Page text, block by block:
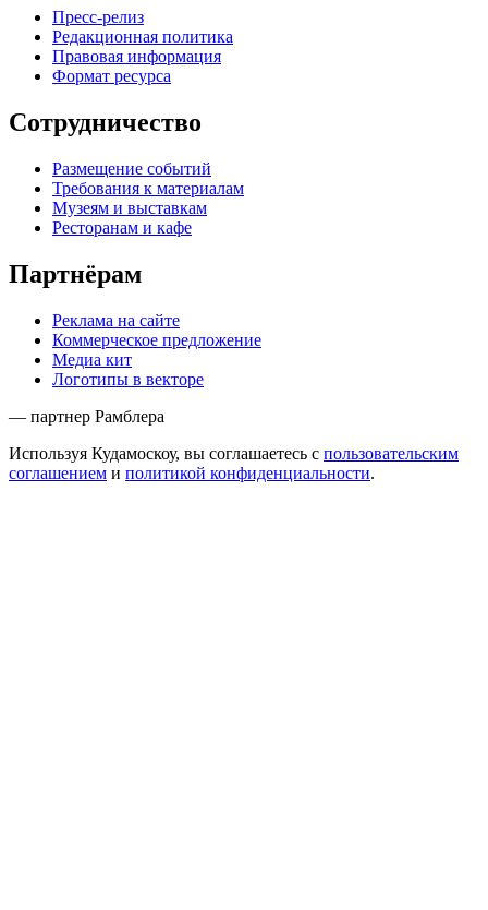
Пресс-релиз
Редакционная политика
Правовая информация
Формат ресурса
Сотрудничество
Размещение событий
Требования к материалам
Музеям и выставкам
Ресторанам и кафе
Партнёрам
Реклама на сайте
Коммерческое предложение
Медиа кит
Логотипы в векторе
— партнер Рамблера
Используя Кудамоскоу, вы соглашаетесь с пользовательским
соглашением и политикой конфиденциальности.